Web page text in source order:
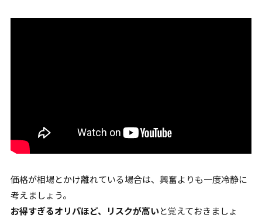
価格が相場とかけ離れている場合は、興奮よりも一度冷静に
考えましょう。
お得すぎるオリパほど、リスクが高いと覚えておきましょ